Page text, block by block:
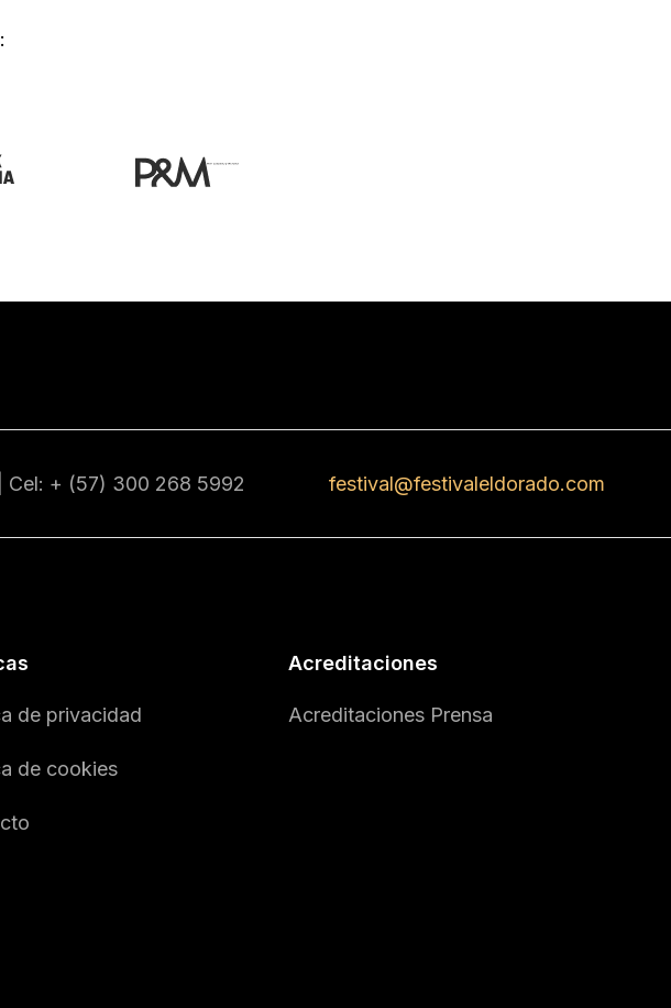
| Cel: + (57) 300 268 5992 festival@festivaleldorado.com
de privacidad
de cookies
Acreditaciones
Acreditaciones Prensa